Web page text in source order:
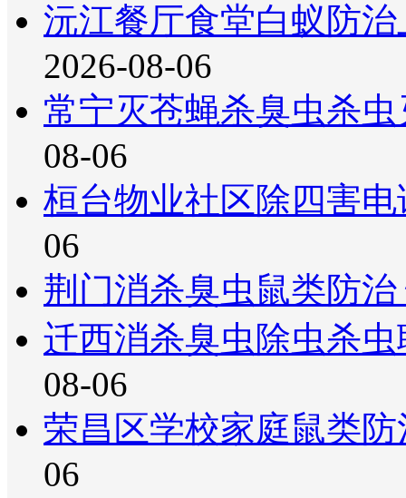
沅江餐厅食堂白蚁防
2026-08-06
常宁灭苍蝇杀臭虫杀
08-06
桓台物业社区除四害
06
荆门消杀臭虫鼠类防
迁西消杀臭虫除虫杀
08-06
荣昌区学校家庭鼠类
06